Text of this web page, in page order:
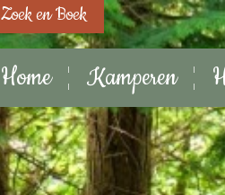
Zoek en Boek
Home Kamperen